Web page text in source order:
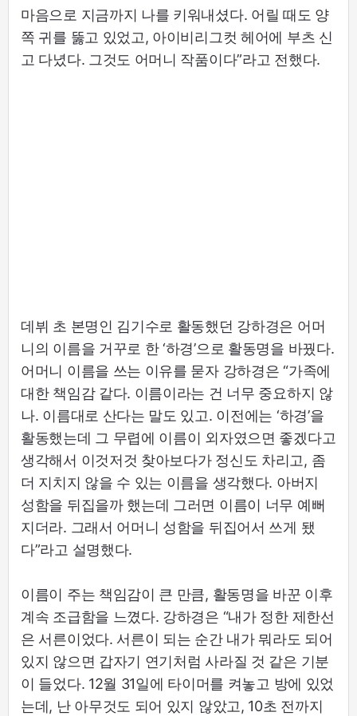
마음으로 지금까지 나를 키워내셨다. 어릴 때도 양
쪽 귀를 뚫고 있었고, 아이비리그컷 헤어에 부츠 신
고 다녔다. 그것도 어머니 작품이다”라고 전했다.
데뷔 초 본명인 김기수로 활동했던 강하경은 어머
니의 이름을 거꾸로 한 ‘하경’으로 활동명을 바꿨다.
어머니 이름을 쓰는 이유를 묻자 강하경은 “가족에
대한 책임감 같다. 이름이라는 건 너무 중요하지 않
나. 이름대로 산다는 말도 있고. 이전에는 ‘하경’을
활동했는데 그 무렵에 이름이 외자였으면 좋겠다고
생각해서 이것저것 찾아보다가 정신도 차리고, 좀
더 지치지 않을 수 있는 이름을 생각했다. 아버지
성함을 뒤집을까 했는데 그러면 이름이 너무 예뻐
지더라. 그래서 어머니 성함을 뒤집어서 쓰게 됐
다”라고 설명했다.
이름이 주는 책임감이 큰 만큼, 활동명을 바꾼 이후
계속 조급함을 느꼈다. 강하경은 “내가 정한 제한선
은 서른이었다. 서른이 되는 순간 내가 뭐라도 되어
있지 않으면 갑자기 연기처럼 사라질 것 같은 기분
이 들었다. 12월 31일에 타이머를 켜놓고 방에 있었
는데, 난 아무것도 되어 있지 않았고, 10초 전까지